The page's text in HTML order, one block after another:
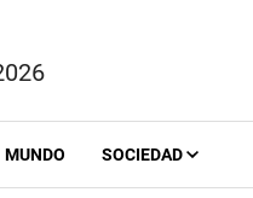
MUNDO SOCIEDAD